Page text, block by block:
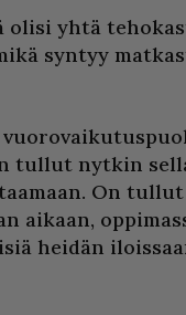
olisi yhtä
syntyy
tullut nytkin
On
aikaan,
heidän